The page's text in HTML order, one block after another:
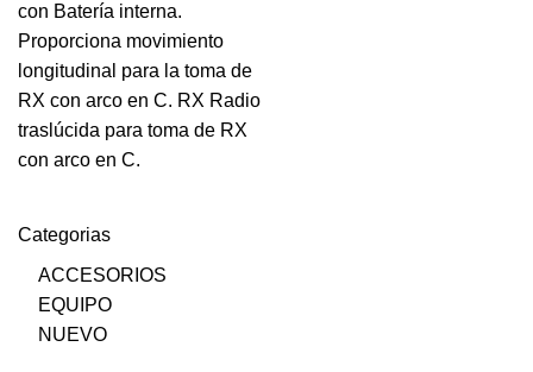
Categorias
ACCESORIOS
EQUIPO
NUEVO
con Batería interna.
Proporciona movimiento
longitudinal para la toma de
RX con arco en C. RX Radio
traslúcida para toma de RX
con arco en C.